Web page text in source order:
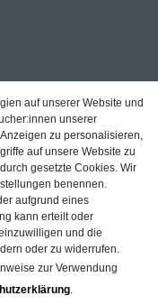
AGB
auf unserer Website und
unserer
zu personalisieren,
auf unsere Website zu
gesetzte Cookies. Wir
benennen.
aufgrund eines
kann erteilt oder
und die
oder zu widerrufen.
zur Verwendung
.